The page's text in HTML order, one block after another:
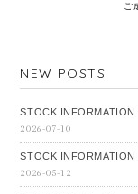
ご
NEW POSTS
STOCK INFORMATION
2026-07-10
STOCK
2026-05-12